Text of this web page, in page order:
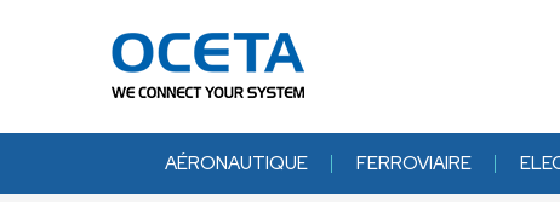
AÉRONAUTIQUE FERROVIAIRE